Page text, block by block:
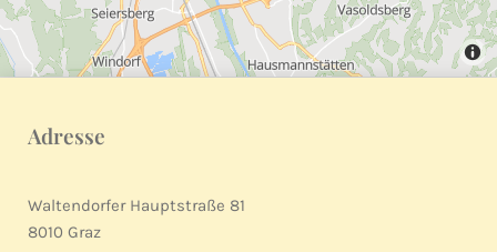
Adresse
Waltendorfer Hauptstraße 81
8010 Graz